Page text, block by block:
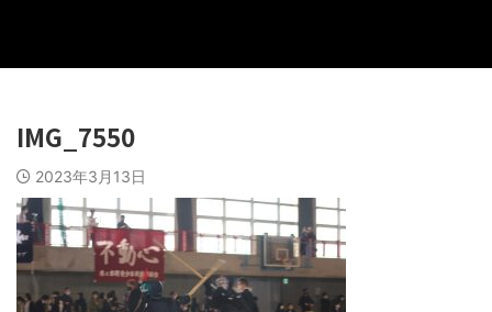
IMG_7550
2023年3月13日